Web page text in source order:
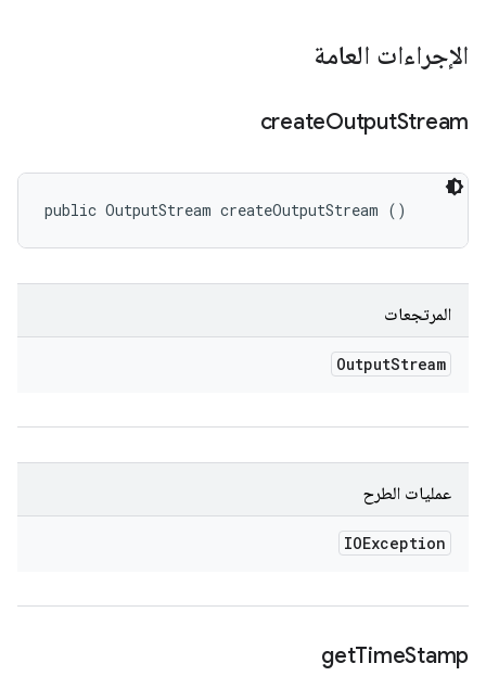
الإجراءات العامة
createOutputStream
public OutputStream createOutputStream ()
المرتجعات
OutputStream
عمليات الطرح
IOException
getTimeStamp